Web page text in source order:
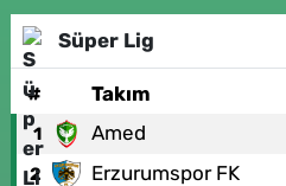
Süper Lig
# Takım
1 Amed
2 Erzurumspor FK